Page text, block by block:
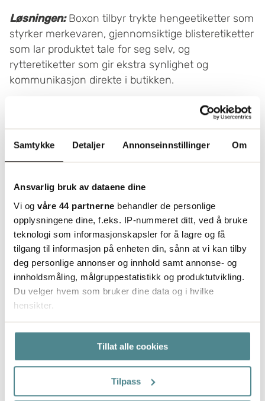
Samtykke Detaljer Annonseinnstillinger Om
Ansvarlig bruk av dataene dine
Vi og våre 44 partnerne behandler de personlige
opplysningene dine, f.eks. IP-nummeret ditt, ved å bruke
teknologi som informasjonskapsler for å lagre og få
tilgang til informasjon på enheten din, sånn at vi kan tilby
deg personlige annonser og innhold samt annonse- og
innholdsmåling, målgruppestatistikk og produktutvikling.
Du velger hvem som bruker dine data og i hvilke
hensikter.
Hvis du gir oss lov, vil vi også gjerne:
Innhente informasjon om den geografiske
beliggenheten din, som kan være nøyaktig innenfor
Identifisere enheten din ved å aktivt skanne den
Tillat alle cookies
Tilpass
Løsningen:Boxon tilbyr trykte hengeetiketter som
styrker merkevaren, gjennomsiktige blisteretiketter
som lar produktet tale for seg selv, og
rytteretiketter som gir ekstra synlighet og
kommunikasjon direkte i butikken.
Spesialeffekter som preging,
soft touch-laminering eller spotlakk skaper en
kunder.